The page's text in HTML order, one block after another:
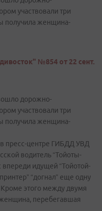
участвовали три
получила женщина-
№854 от 22 сент.
дорожно-
участвовали три
получила женщина-
пресс-центре ГИБДД УВД
водитель “Тойоты-
идущей “Тойотой-
“догнал” еще одну
этого между двумя
перебегавшая